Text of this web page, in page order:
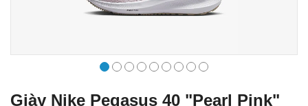
Giày Nike Pegasus 40 "Pearl Pink"